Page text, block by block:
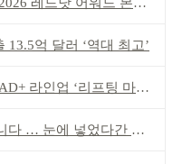
13.5억 달러 ‘역대 최고’
인업 ‘리프팅 마스크’ 출시
눈에 넣었다간 각막 손상